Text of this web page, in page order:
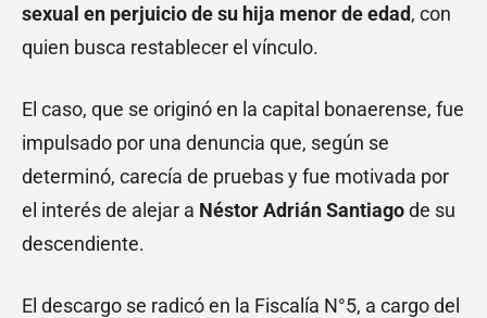
sexual en perjuicio de su hija menor de edad, con
quien busca restablecer el vínculo.
El caso, que se originó en la capital bonaerense, fue
impulsado por una denuncia que, según se
determinó, carecía de pruebas y fue motivada por
el interés de alejar a Néstor Adrián Santiagode su
descendiente.
El descargo se radicó en la Fiscalía N°5, a cargo del